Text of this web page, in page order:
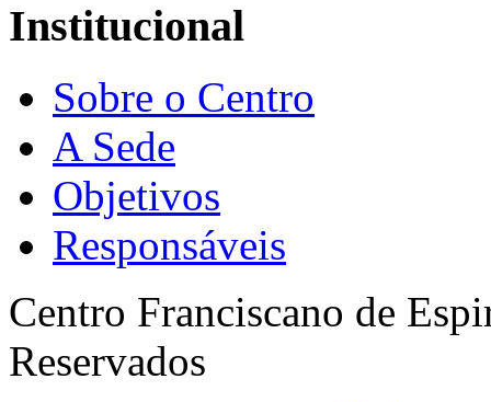
Institucional
Sobre o Centro
A Sede
Objetivos
Responsáveis
Centro Franciscano de
Reservados